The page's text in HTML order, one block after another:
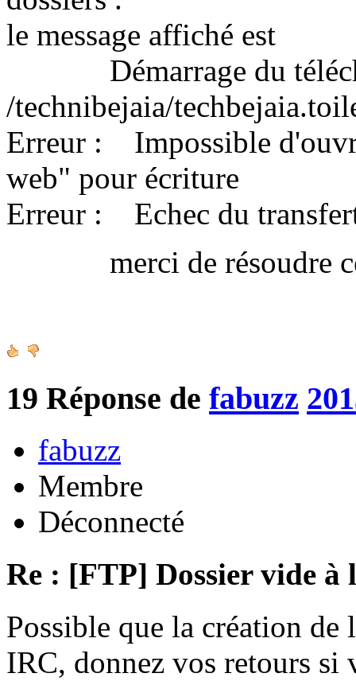
le message affiché est
Démarrage du
/technibejaia/
Erreur : Impossible
web" pour écriture
Erreur : Echec du
merci de résoudre ce
19 Réponse de fabuzz
fabuzz
Membre
Déconnecté
Re : [FTP] Dossier vide à
Possible que la création de
IRC, donnez vos retours si